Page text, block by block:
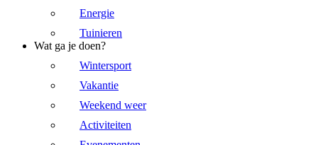
Energie
Tuinieren
Wat ga je doen?
Wintersport
Vakantie
Weekend weer
Activiteiten